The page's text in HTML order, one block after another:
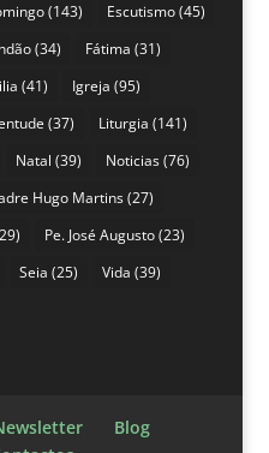
(143) Escutismo(45)
(34) Fátima (31)
(41) Igreja (95)
(37) Liturgia (141)
Natal (39) Noticias(76)
Hugo Martins(27)
Pe. José Augusto(23)
Seia (25) Vida (39)
Blog